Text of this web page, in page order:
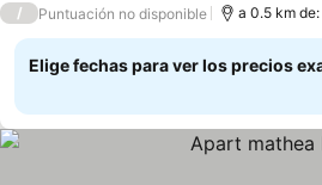
/ Puntuación no disponible a 0.5 km
Elige fechas para ver los precios